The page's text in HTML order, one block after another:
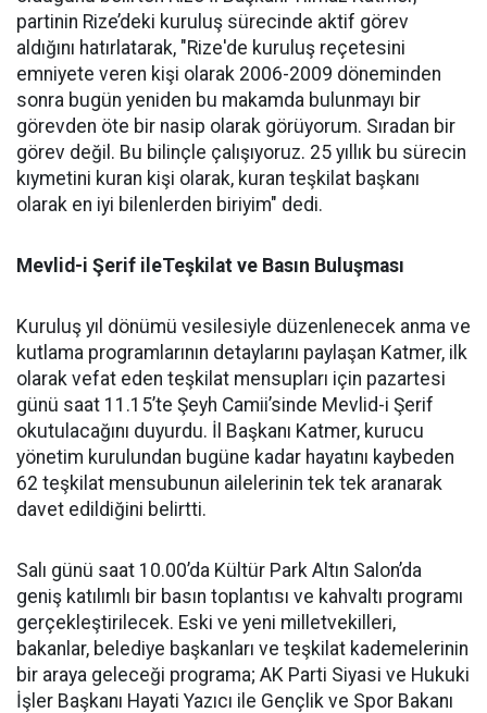
partinin Rize’deki kuruluş sürecinde aktif görev
aldığını hatırlatarak, "Rize'de kuruluş reçetesini
emniyete veren kişi olarak 2006-2009 döneminden
sonra bugün yeniden bu makamda bulunmayı bir
görevden öte bir nasip olarak görüyorum. Sıradan bir
görev değil. Bu bilinçle çalışıyoruz. 25 yıllık bu sürecin
kıymetini kuran kişi olarak, kuran teşkilat başkanı
olarak en iyi bilenlerden biriyim" dedi.
Mevlid-i Şerif ileTeşkilat ve Basın Buluşması
Kuruluş yıl dönümü vesilesiyle düzenlenecek anma ve
kutlama programlarının detaylarını paylaşan Katmer, ilk
olarak vefat eden teşkilat mensupları için pazartesi
günü saat 11.15’te Şeyh Camii’sinde Mevlid-i Şerif
okutulacağını duyurdu. İl Başkanı Katmer, kurucu
yönetim kurulundan bugüne kadar hayatını kaybeden
62 teşkilat mensubunun ailelerinin tek tek aranarak
davet edildiğini belirtti.
Salı günü saat 10.00’da Kültür Park Altın Salon’da
geniş katılımlı bir basın toplantısı ve kahvaltı programı
gerçekleştirilecek. Eski ve yeni milletvekilleri,
bakanlar, belediye başkanları ve teşkilat kademelerinin
bir araya geleceği programa; AK Parti Siyasi ve Hukuki
İşler Başkanı Hayati Yazıcı ile Gençlik ve Spor Bakanı